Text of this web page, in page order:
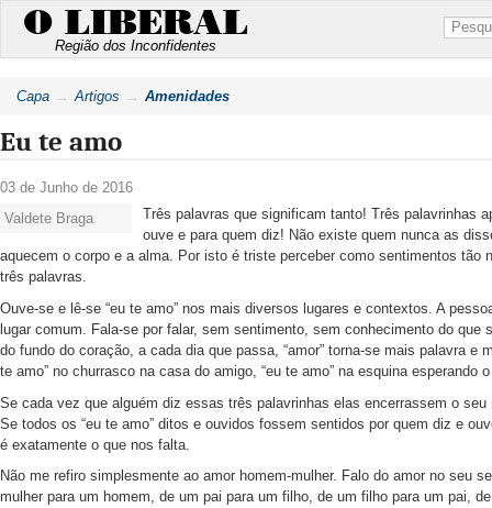
O LIBERAL
Região dos Inconfidentes
Capa Artigos Amenidades
Eu te amo
03 de Junho de 2016
Valdete Braga
Três palavras que significam tanto! Três palavrinhas
ouve e para quem diz! Não existe quem nunca as
aquecem o corpo e a alma. Por isto é triste perceber como sentimentos tão
três palavras.
Ouve-se e lê-se “eu te amo” nos mais diversos lugares e contextos. A
lugar comum. Fala-se por falar, sem sentimento, sem conhecimento do
do fundo do coração, a cada dia que passa, “amor” torna-se mais palavra e
te amo” no churrasco na casa do amigo, “eu te amo” na esquina esperando
Se cada vez que alguém diz essas três palavrinhas elas encerrassem o
Se todos os “eu te amo” ditos e ouvidos fossem sentidos por quem diz e
é exatamente o que nos falta.
Não me refiro simplesmente ao amor homem-mulher. Falo do amor no seu
mulher para um homem, de um pai para um filho, de um filho para um pai,